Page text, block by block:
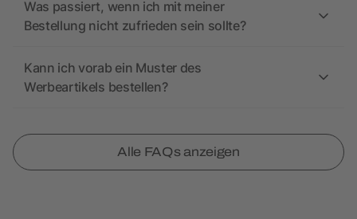
Was passiert, wenn ich mit meiner
Bestellung nicht zufrieden sein sollte?
Kann ich vorab ein Muster des
Werbeartikels bestellen?
Alle FAQs anzeigen